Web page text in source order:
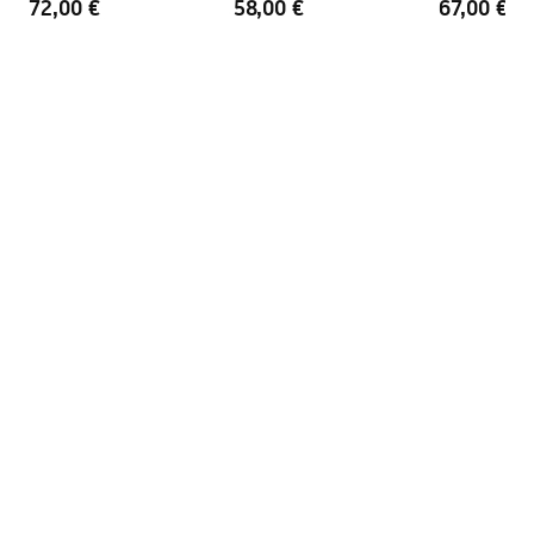
72,00 € 58,00 € 67,00 €